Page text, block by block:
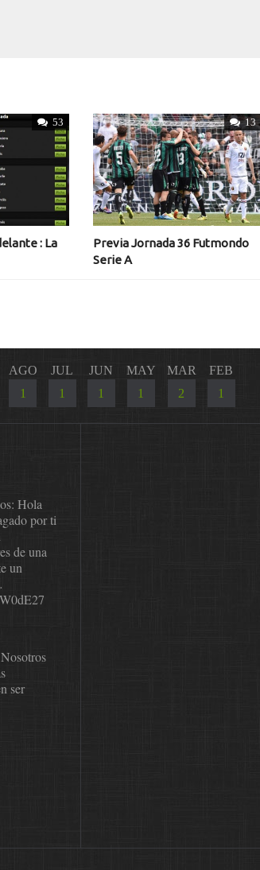
53
: La
13
Previa Jornada 36 Futmondo
Serie A
AGO
1
JUL
1
JUN
1
MAY
1
MAR
2
FEB
1
: Hola
por ti
de una
un
Nosotros
ser